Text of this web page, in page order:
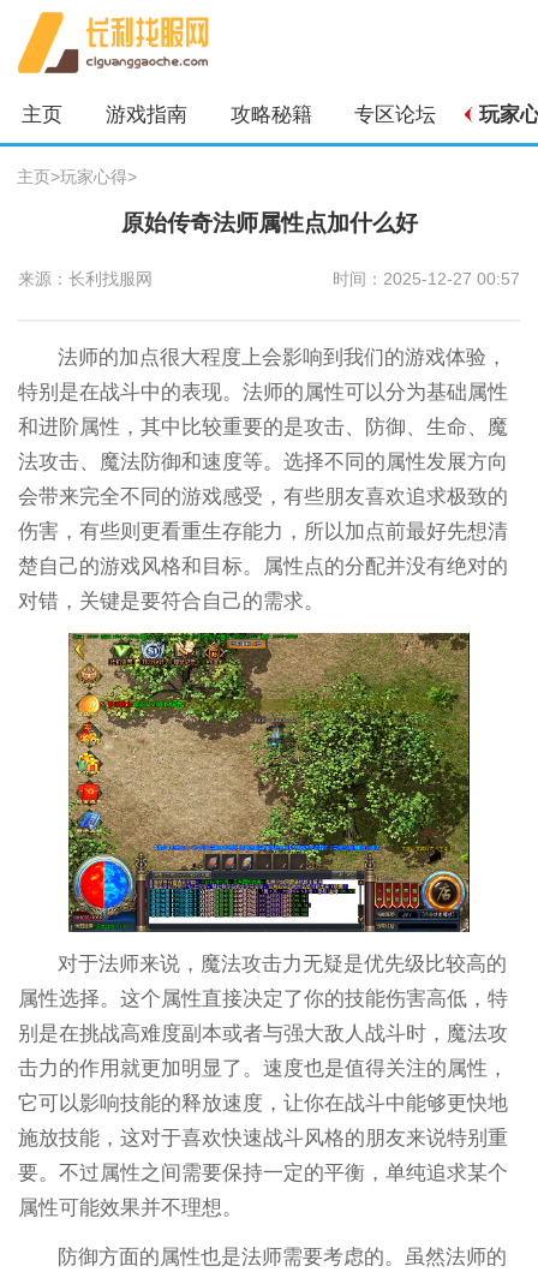
主页 游戏指南 攻略秘籍 专区论坛 玩家
主页>玩家心得>
原始传奇法师属性点加什么好
来源：长利找服网 时间：2025-12-27 00:57
法师的加点很大程度上会影响到我们的游戏体验，
特别是在战斗中的表现。法师的属性可以分为基础属性
和进阶属性，其中比较重要的是攻击、防御、生命、魔
法攻击、魔法防御和速度等。选择不同的属性发展方向
会带来完全不同的游戏感受，有些朋友喜欢追求极致的
伤害，有些则更看重生存能力，所以加点前最好先想清
楚自己的游戏风格和目标。属性点的分配并没有绝对的
对错，关键是要符合自己的需求。
对于法师来说，魔法攻击力无疑是优先级比较高的
属性选择。这个属性直接决定了你的技能伤害高低，特
别是在挑战高难度副本或者与强大敌人战斗时，魔法攻
击力的作用就更加明显了。速度也是值得关注的属性，
它可以影响技能的释放速度，让你在战斗中能够更快地
施放技能，这对于喜欢快速战斗风格的朋友来说特别重
要。不过属性之间需要保持一定的平衡，单纯追求某个
属性可能效果并不理想。
防御方面的属性也是法师需要考虑的。虽然法师的